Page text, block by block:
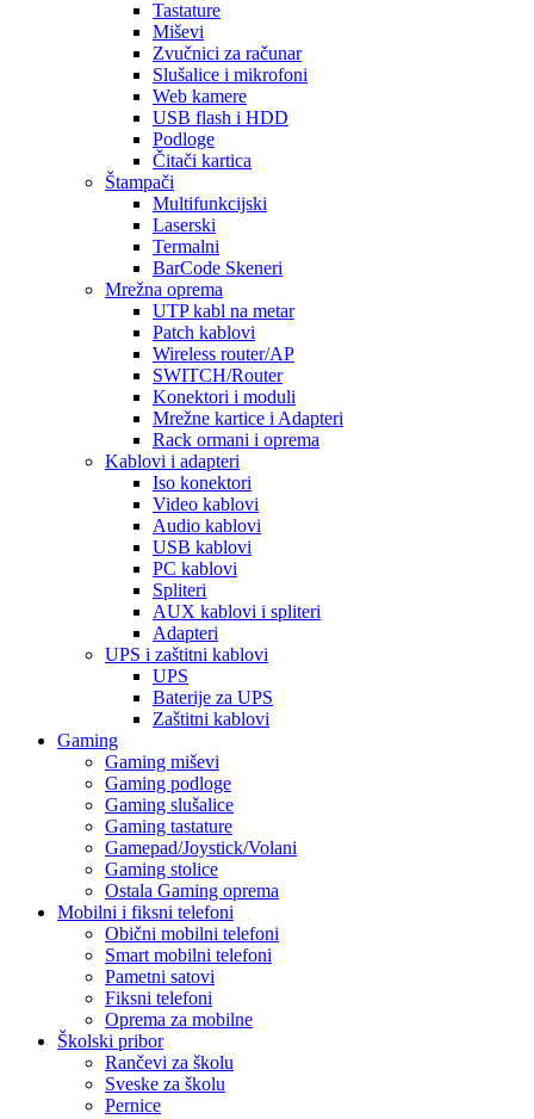
Tastature
Miševi
Zvučnici za računar
Slušalice i mikrofoni
Web kamere
USB flash i HDD
Podloge
Čitači kartica
Štampači
Multifunkcijski
Laserski
Termalni
BarCode Skeneri
Mrežna oprema
UTP kabl na metar
Patch kablovi
Wireless router/AP
SWITCH/Router
Konektori i moduli
Mrežne kartice i Adapteri
Rack ormani i oprema
Kablovi i adapteri
Iso konektori
Video kablovi
Audio kablovi
USB kablovi
PC kablovi
Spliteri
AUX kablovi i spliteri
Adapteri
UPS i zaštitni kablovi
UPS
Baterije za UPS
Zaštitni kablovi
Gaming
Gaming miševi
Gaming podloge
Gaming slušalice
Gaming tastature
Gamepad/Joystick/Volani
Gaming stolice
Ostala Gaming oprema
Mobilni i fiksni telefoni
Obični mobilni telefoni
Smart mobilni telefoni
Pametni satovi
Fiksni telefoni
Oprema za mobilne
Školski pribor
Rančevi za školu
Sveske za školu
Pernice